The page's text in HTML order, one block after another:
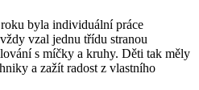
byla individuální práce
vzal jednu třídu stranou
s míčky a kruhy. Děti tak měly
a zažít radost z vlastního